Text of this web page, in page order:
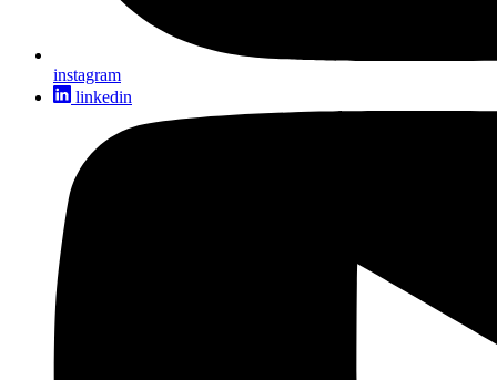
instagram
linkedin